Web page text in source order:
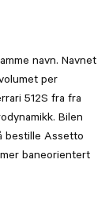
navn. Navnet
per
512S fra fra
Bilen
bestille Assetto
baneorientert